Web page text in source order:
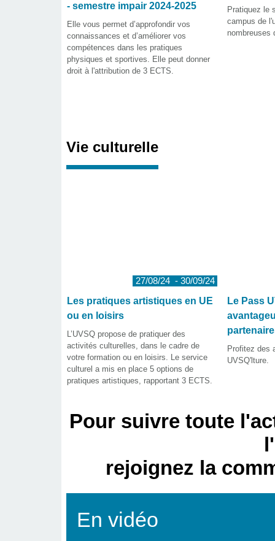
- semestre impair 2024-2025
Elle vous permet d’approfondir vos
connaissances et d’améliorer vos
compétences dans les pratiques
physiques et sportives. Elle peut donner
droit à l'attribution de 3 ECTS.
Pratiquez le
campus de
nombreuses
Vie culturelle
27/08/24 - 30/09/24
Les pratiques artistiques en UE
ou en loisirs
L’UVSQ propose de pratiquer des
activités culturelles, dans le cadre de
votre formation ou en loisirs. Le service
culturel a mis en place 5 options de
pratiques artistiques, rapportant 3 ECTS.
Le Pass
Profitez des
UVSQ'lture.
Pour suivre toute
rejoignez la
En vidéo